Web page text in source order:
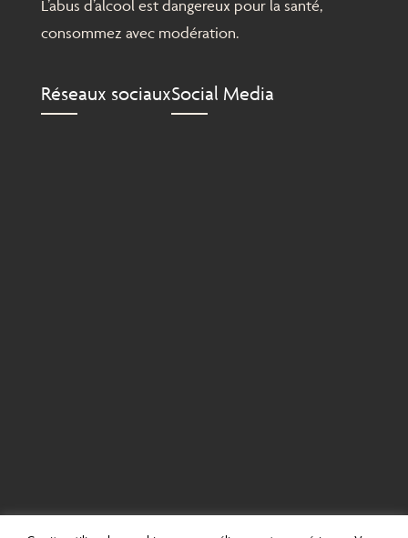
L’abus d’alcool est dangereux pour la santé,
consommez avec modération.
Réseaux sociauxSocial Media